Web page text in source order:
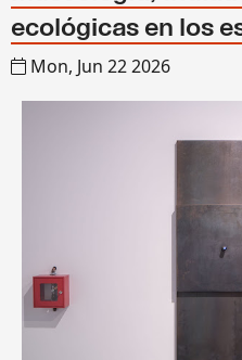
ecológicas en los
Mon, Jun 22 2026